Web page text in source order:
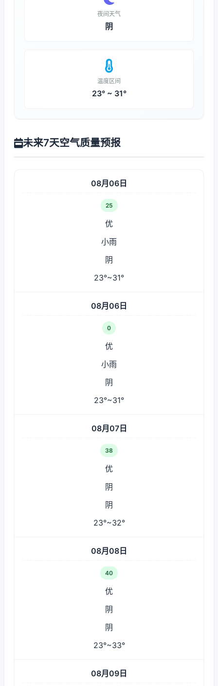
夜间天气
阴
温度区间
23° ~ 31°
未来7天空气质量预报
08月06日
25
优
小雨
阴
23°~31°
08月06日
0
优
小雨
阴
23°~31°
08月07日
38
优
阴
阴
23°~32°
08月08日
40
优
阴
阴
23°~33°
08月09日